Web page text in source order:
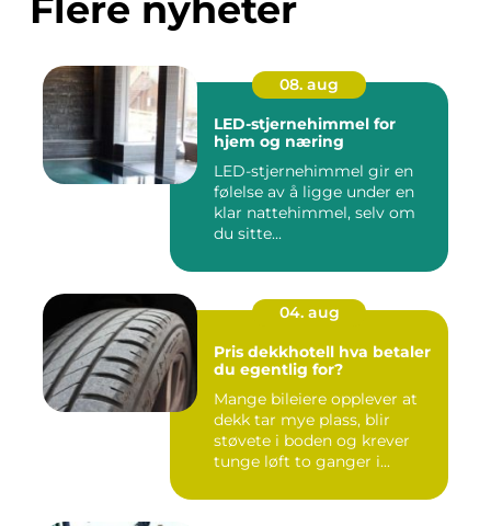
Flere nyheter
08. aug
LED-stjernehimmel for
hjem og næring
LED-stjernehimmel gir en
følelse av å ligge under en
klar nattehimmel, selv om
du sitte...
04. aug
Pris dekkhotell hva betaler
du egentlig for?
Mange bileiere opplever at
dekk tar mye plass, blir
støvete i boden og krever
tunge løft to ganger i...